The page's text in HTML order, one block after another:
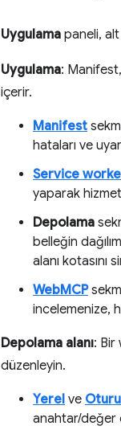
Uygulama paneli,
Uygulama:
içerir.
Manifest
hataları ve
Service
yaparak hizmet
Depolama
belleğin
alanı kotasını
WebMCP
incelemenize,
Depolama alanı: Bir
düzenleyin.
Yerel ve
anahtar/değer